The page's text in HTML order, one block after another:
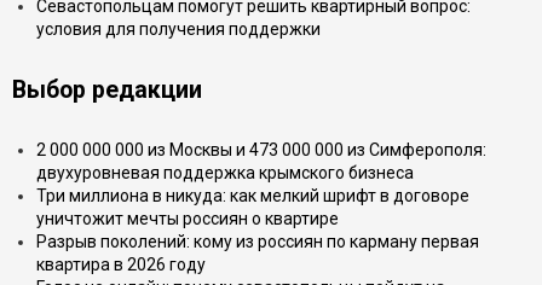
Севастопольцам помогут решить квартирный вопрос:
условия для получения поддержки
Выбор редакции
2 000 000 000 из Москвы и 473 000 000 из Симферополя:
двухуровневая поддержка крымского бизнеса
Три миллиона в никуда: как мелкий шрифт в договоре
уничтожит мечты россиян о квартире
Разрыв поколений: кому из россиян по карману первая
квартира в 2026 году